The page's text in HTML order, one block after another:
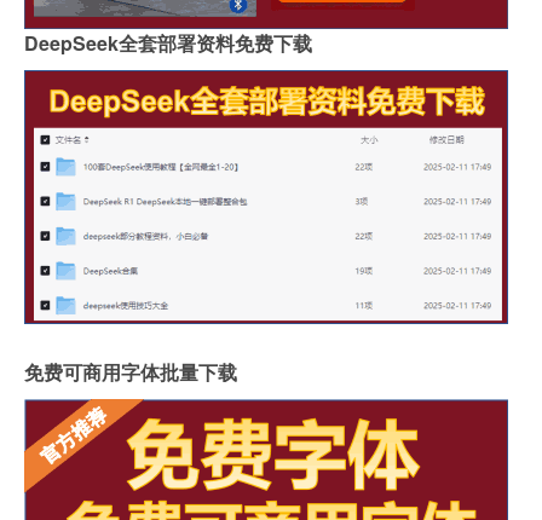
DeepSeek全套部署资料免费下载
免费可商用字体批量下载